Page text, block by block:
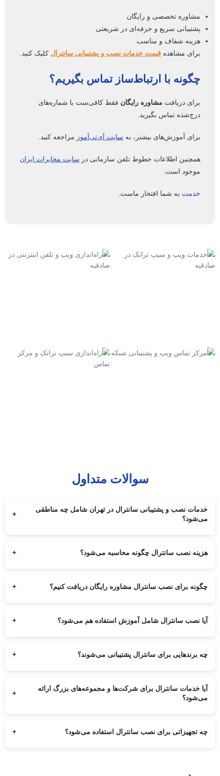
مشاوره تخصصی و رایگان
پشتیبانی سریع و حرفه‌ای در شریعتی
هزینه شفاف و مناسب
برای مشاهده قیمت خدمات نصب و پشتیبانی سانترال کلیک کنید.
چگونه با ارتباط‌ساز تماس بگیریم؟
برای دریافت مشاوره رایگان فقط کافی‌ست با شماره‌های
درج‌شده تماس بگیرید.
برای آموزش‌های بیشتر، به سایت آی‌تی‌آموز مراجعه کنید.
همچنین اطلاعات خطوط تلفن سازمانی در سایت مخابرات ایران
موجود است.
خدمت به شما افتخار ماست.
سوالات متداول
خدمات نصب و پشتیبانی سانترال در تهران شامل چه مناطقی
می‌شود؟
+
هزینه نصب سانترال چگونه محاسبه می‌شود؟ +
چگونه برای نصب سانترال مشاوره رایگان دریافت کنیم؟ +
آیا نصب سانترال شامل آموزش استفاده هم می‌شود؟ +
چه برندهایی برای سانترال پشتیبانی می‌شوند؟ +
می‌شوند.
آیا خدمات سانترال برای شرکت‌ها و مجموعه‌های بزرگ ارائه
می‌شود؟
+
چه تجهیزاتی برای نصب سانترال استفاده می‌شود؟ +